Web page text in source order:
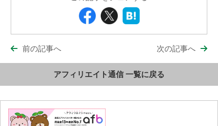
前の記事へ 次の記事へ
アフィリエイト通信 一覧に戻る